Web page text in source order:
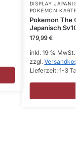
DISPLAY
POKEMON
Pokemon The
Japanisch
179,99 €
inkl. 19 % MwSt.
zzgl.
Lieferzeit: 1-3